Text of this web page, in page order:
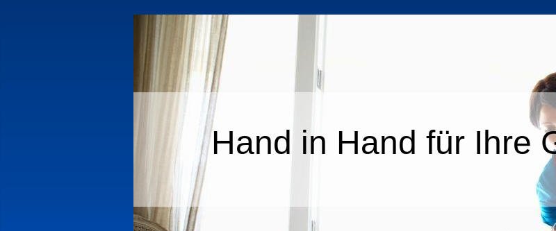
Hand in Hand für Ihre